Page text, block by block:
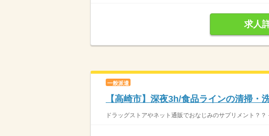
求人
一般派遣
【高崎市】深夜3h/食品ラインの清掃・
ドラッグストアやネット通販でおなじみのサプリメント？